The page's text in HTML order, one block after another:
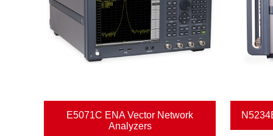
E5071C ENA Vector Network
Analyzers